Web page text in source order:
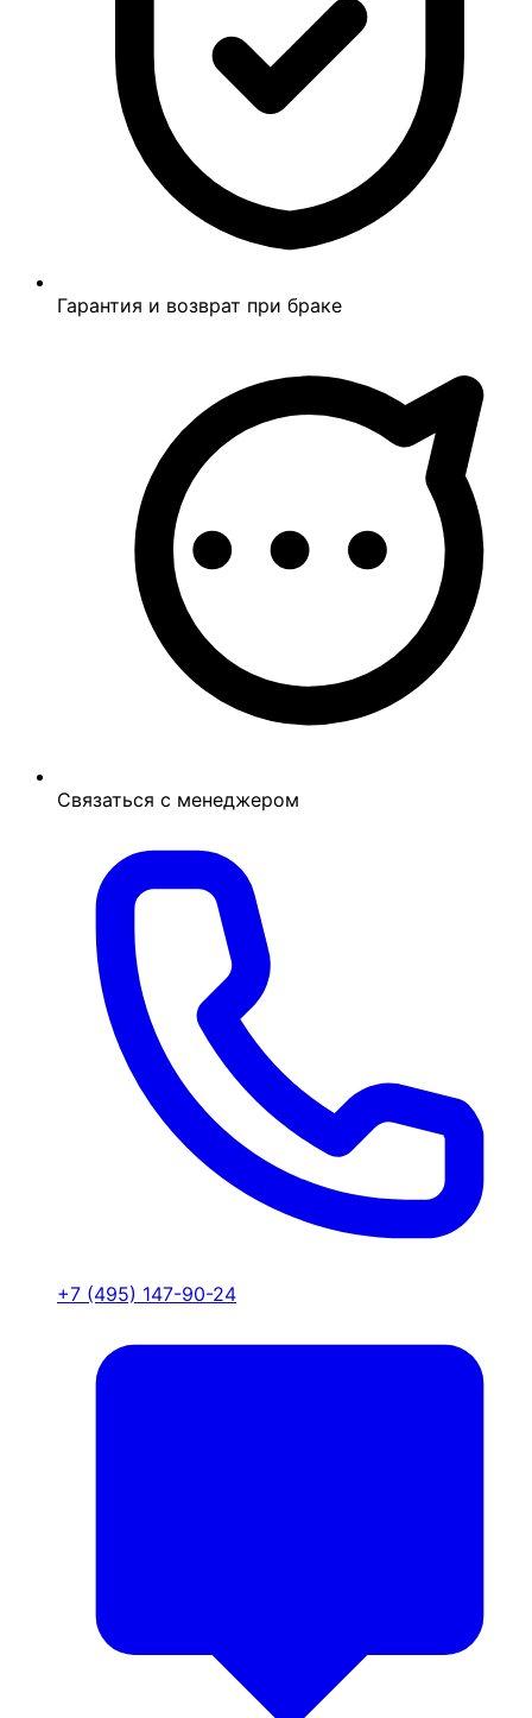
Гарантия и возврат при браке
Связаться с менеджером
+7 (495) 147-90-24